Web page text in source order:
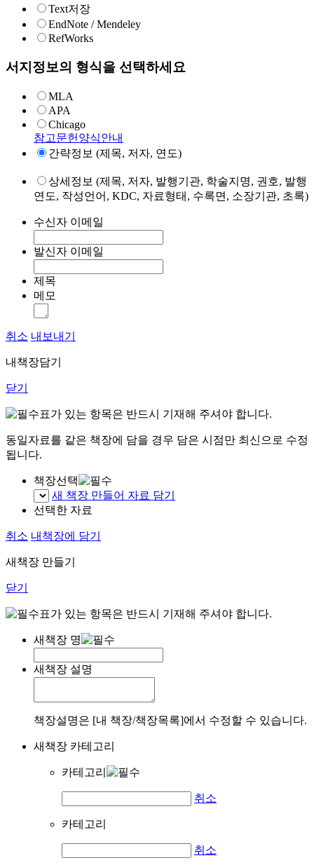
Text저장
EndNote / Mendeley
RefWorks
서지정보의 형식을 선택하세요
MLA
APA
Chicago
참고문헌양식안내
간략정보 (제목, 저자, 연도)
상세정보 (제목, 저자, 발행기관, 학술지명, 권호, 발행
연도, 작성언어, KDC, 자료형태, 수록면, 소장기관, 초록)
수신자 이메일
발신자 이메일
제목
메모
취소 내보내기
내책장담기
닫기
표가 있는 항목은 반드시 기재해 주셔야 합니다.
동일자료를 같은 책장에 담을 경우 담은 시점만 최신으로 수정
됩니다.
책장선택
새 책장 만들어 자료 담기
선택한 자료
취소 내책장에 담기
새책장 만들기
닫기
표가 있는 항목은 반드시 기재해 주셔야 합니다.
새책장 명
새책장 설명
책장설명은 [내 책장/책장목록]에서 수정할 수 있습니다.
새책장 카테고리
카테고리
취소
카테고리
취소